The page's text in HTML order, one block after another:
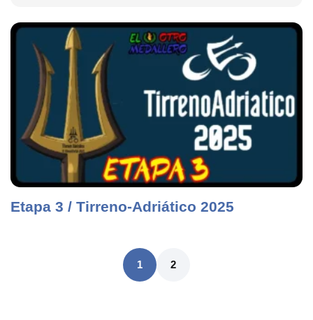
Etapa 3 / Tirreno-Adriático 2025
1 2